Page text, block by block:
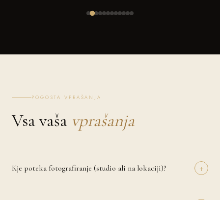
POGOSTA VPRAŠANJA
Vsa vaša vprašanja
Kje poteka fotografiranje (studio ali na lokaciji)? +